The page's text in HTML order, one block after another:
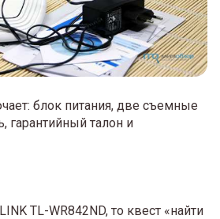
блок питания, две съемные
гарантийный талон и
TL-WR842ND, то квест «найти